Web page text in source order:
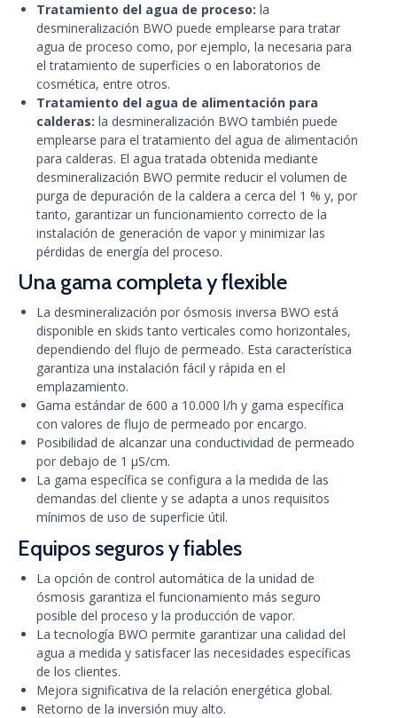
Tratamiento del agua de proceso: la
desmineralización BWO puede emplearse para tratar
agua de proceso como, por ejemplo, la necesaria para
el tratamiento de superficies o en laboratorios de
cosmética, entre otros.
Tratamiento del agua de alimentación para
calderas: la desmineralización BWO también puede
emplearse para el tratamiento del agua de alimentación
para calderas. El agua tratada obtenida mediante
desmineralización BWO permite reducir el volumen de
purga de depuración de la caldera a cerca del 1 % y, por
tanto, garantizar un funcionamiento correcto de la
instalación de generación de vapor y minimizar las
pérdidas de energía del proceso.
Una gama completa y flexible
La desmineralización por ósmosis inversa BWO está
disponible en skids tanto verticales como horizontales,
dependiendo del flujo de permeado. Esta característica
garantiza una instalación fácil y rápida en el
emplazamiento.
Gama estándar de 600 a 10.000 l/h y gama específica
con valores de flujo de permeado por encargo.
Posibilidad de alcanzar una conductividad de permeado
por debajo de 1 μS/cm.
La gama específica se configura a la medida de las
demandas del cliente y se adapta a unos requisitos
mínimos de uso de superficie útil.
Equipos seguros y fiables
La opción de control automática de la unidad de
ósmosis garantiza el funcionamiento más seguro
posible del proceso y la producción de vapor.
La tecnología BWO permite garantizar una calidad del
agua a medida y satisfacer las necesidades específicas
de los clientes.
Mejora significativa de la relación energética global.
Retorno de la inversión muy alto.